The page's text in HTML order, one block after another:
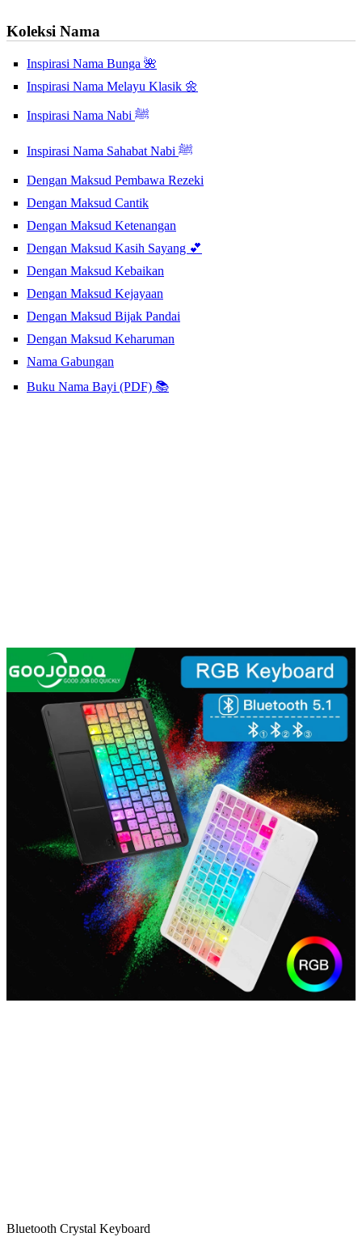
Koleksi Nama
Inspirasi Nama Bunga 🌺
Inspirasi Nama Melayu Klasik 🌼
Inspirasi Nama Nabi ﷺ
Inspirasi Nama Sahabat Nabi ﷺ
Dengan Maksud Pembawa Rezeki
Dengan Maksud Cantik
Dengan Maksud Ketenangan
Dengan Maksud Kasih Sayang 💕
Dengan Maksud Kebaikan
Dengan Maksud Kejayaan
Dengan Maksud Bijak Pandai
Dengan Maksud Keharuman
Nama Gabungan
Buku Nama Bayi (PDF) 📚
Bluetooth Crystal Keyboard